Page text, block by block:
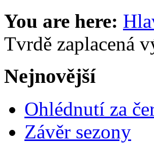
You are here:
Tvrdě zaplacená
Nejnovější
Ohlédnutí za
Závěr sezony